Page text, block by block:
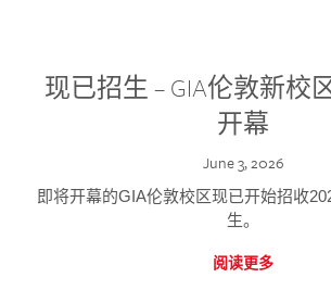
现已招生 – GIA伦敦新校
开幕
June 3, 2026
即将开幕的GIA伦敦校区现已开始招收
生。
阅读更多